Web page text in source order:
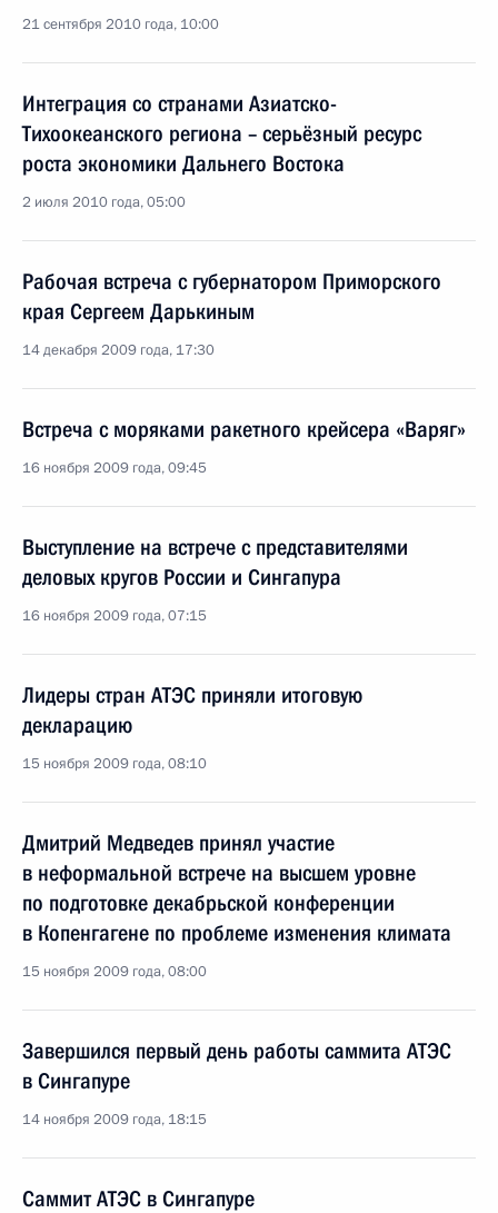
21 сентября 2010 года, 10:00
Интеграция со странами Азиатско-
Тихоокеанского региона – серьёзный ресурс
роста экономики Дальнего Востока
2 июля 2010 года, 05:00
Рабочая встреча с губернатором Приморского
края Сергеем Дарькиным
14 декабря 2009 года, 17:30
Встреча с моряками ракетного крейсера «Варяг»
16 ноября 2009 года, 09:45
Выступление на встрече с представителями
деловых кругов России и Сингапура
16 ноября 2009 года, 07:15
Лидеры стран АТЭС приняли итоговую
декларацию
15 ноября 2009 года, 08:10
Дмитрий Медведев принял участие
в неформальной встрече на высшем уровне
по подготовке декабрьской конференции
в Копенгагене по проблеме изменения климата
15 ноября 2009 года, 08:00
Завершился первый день работы саммита АТЭС
в Сингапуре
14 ноября 2009 года, 18:15
Саммит АТЭС в Сингапуре